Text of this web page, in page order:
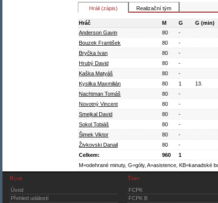
Hráli (zápis) Realizační tým
Hráč M G
G (min)
Anderson Gavin
80
-
Bouzek František
80
-
Bryčka Ivan
80
-
Hrubý David
80
-
Kaška Matyáš
80
-
Kysilka Maxmilián
80 1
13.
Nachtman Tomáš
80
-
Novotný Vincent
80
-
Smejkal David
80
-
Sokol Tobiáš
80
-
Šimek Viktor
80
-
Živkovski Danail
80
-
Celkem:
960
1
M=odehrané minuty, G=góly, A=asistence, KB=kanadské
Klub
Úvod
Přehled událostí
Týmy
FCPK
FCPK B